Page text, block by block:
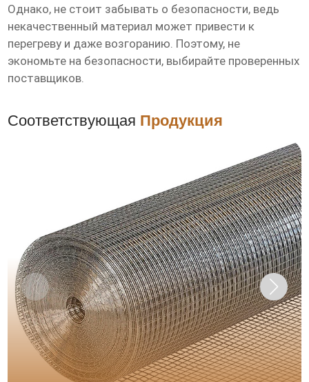
Однако, не стоит забывать о безопасности, ведь
некачественный материал может привести к
перегреву и даже возгоранию. Поэтому, не
экономьте на безопасности, выбирайте проверенных
поставщиков.
Соответствующая Продукция